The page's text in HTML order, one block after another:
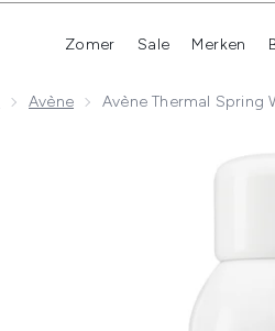
Zomer
Enter
Sale Merken
Avène Avène Thermal Spring